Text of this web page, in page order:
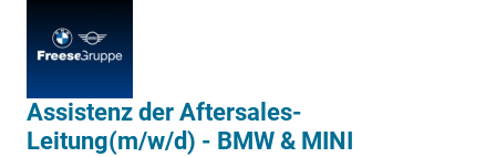
Assistenz der Aftersales-
Leitung(m/w/d) - BMW & MINI